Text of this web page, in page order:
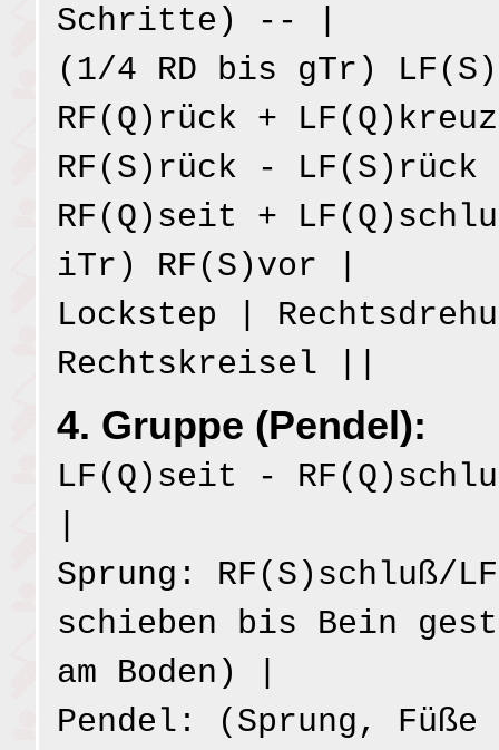
Schritte) -- |
(1/4 RD bis gTr)
RF(Q)rück +
RF(S)rück -
RF(Q)seit +
iTr) RF(S)vor |
Lockstep |
Rechtskreisel ||
4. Gruppe (Pendel):
LF(Q)seit -
Sprung: RF(S)schluß/
schieben bis Bein
am Boden) |
Pendel: (Sprung,